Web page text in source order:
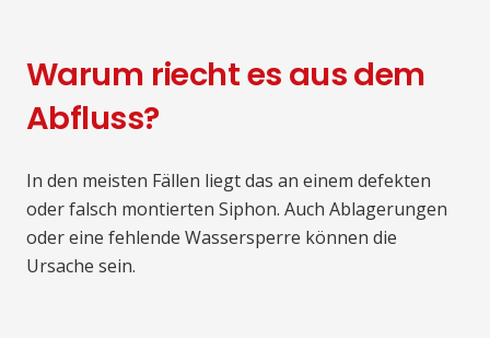
Warum riecht es aus dem
Abfluss?
In den meisten Fällen liegt das an einem defekten
oder falsch montierten Siphon. Auch Ablagerungen
oder eine fehlende Wassersperre können die
Ursache sein.